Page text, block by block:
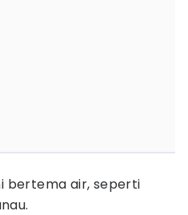
bertema air, seperti